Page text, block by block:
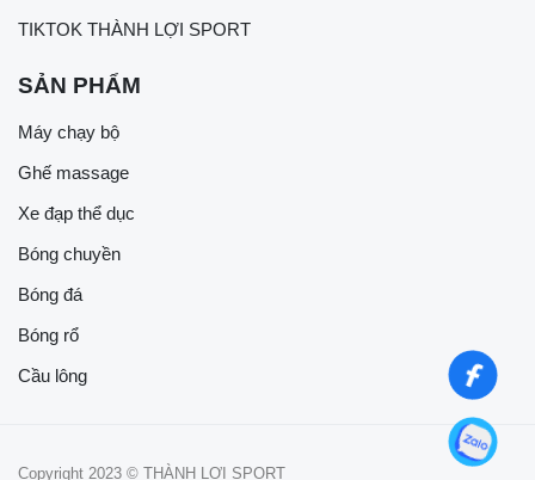
TIKTOK THÀNH LỢI SPORT
SẢN PHẨM
Máy chạy bộ
Ghế massage
Xe đạp thể dục
Bóng chuyền
Bóng đá
Bóng rổ
Cầu lông
Copyright 2023 © THÀNH LỢI SPORT